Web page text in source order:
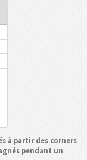
à partir des corners
pendant un